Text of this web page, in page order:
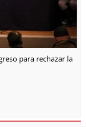
para rechazar la